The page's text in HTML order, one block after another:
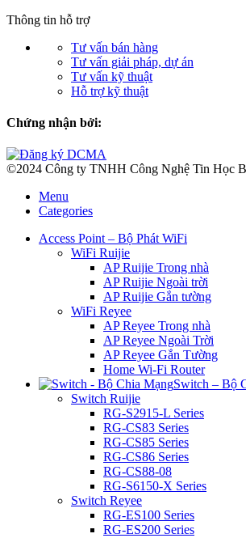
Thông tin hỗ trợ
Tư vấn bán hàng
Tư vấn giải pháp, dự án
Tư vấn kỹ thuật
Hỗ trợ kỹ thuật
Chứng nhận bởi:
©2024 Công ty TNHH Công Nghệ Tin Học
Menu
Categories
Access Point – Bộ Phát WiFi
WiFi Ruijie
AP Ruijie Trong nhà
AP Ruijie Ngoài trời
AP Ruijie Gắn tường
WiFi Reyee
AP Reyee Trong nhà
AP Reyee Ngoài Trời
AP Reyee Gắn Tường
Home Wi-Fi Router
Switch – Bộ
Switch Ruijie
RG-S2915-L Series
RG-CS83 Series
RG-CS85 Series
RG-CS86 Series
RG-CS88-08
RG-S6150-X Series
Switch Reyee
RG-ES100 Series
RG-ES200 Series